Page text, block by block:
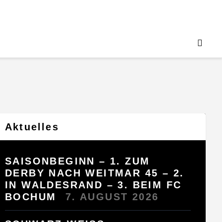
Aktuelles
SAISONBEGINN – 1. ZUM
DERBY NACH WEITMAR 45 – 2.
IN WALDESRAND – 3. BEIM FC
BOCHUM
7. AUGUST 2026